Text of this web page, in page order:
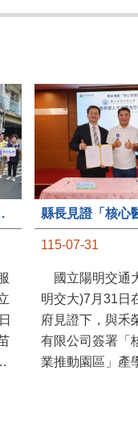
祥里揭牌
115-07-31
國立陽明交通
明交大)7月31日
府見證下，與禾
有限公司簽署「
業推動園區」產